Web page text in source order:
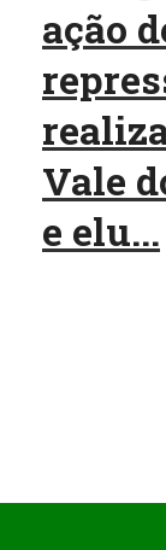
ação
Vale
e elu...